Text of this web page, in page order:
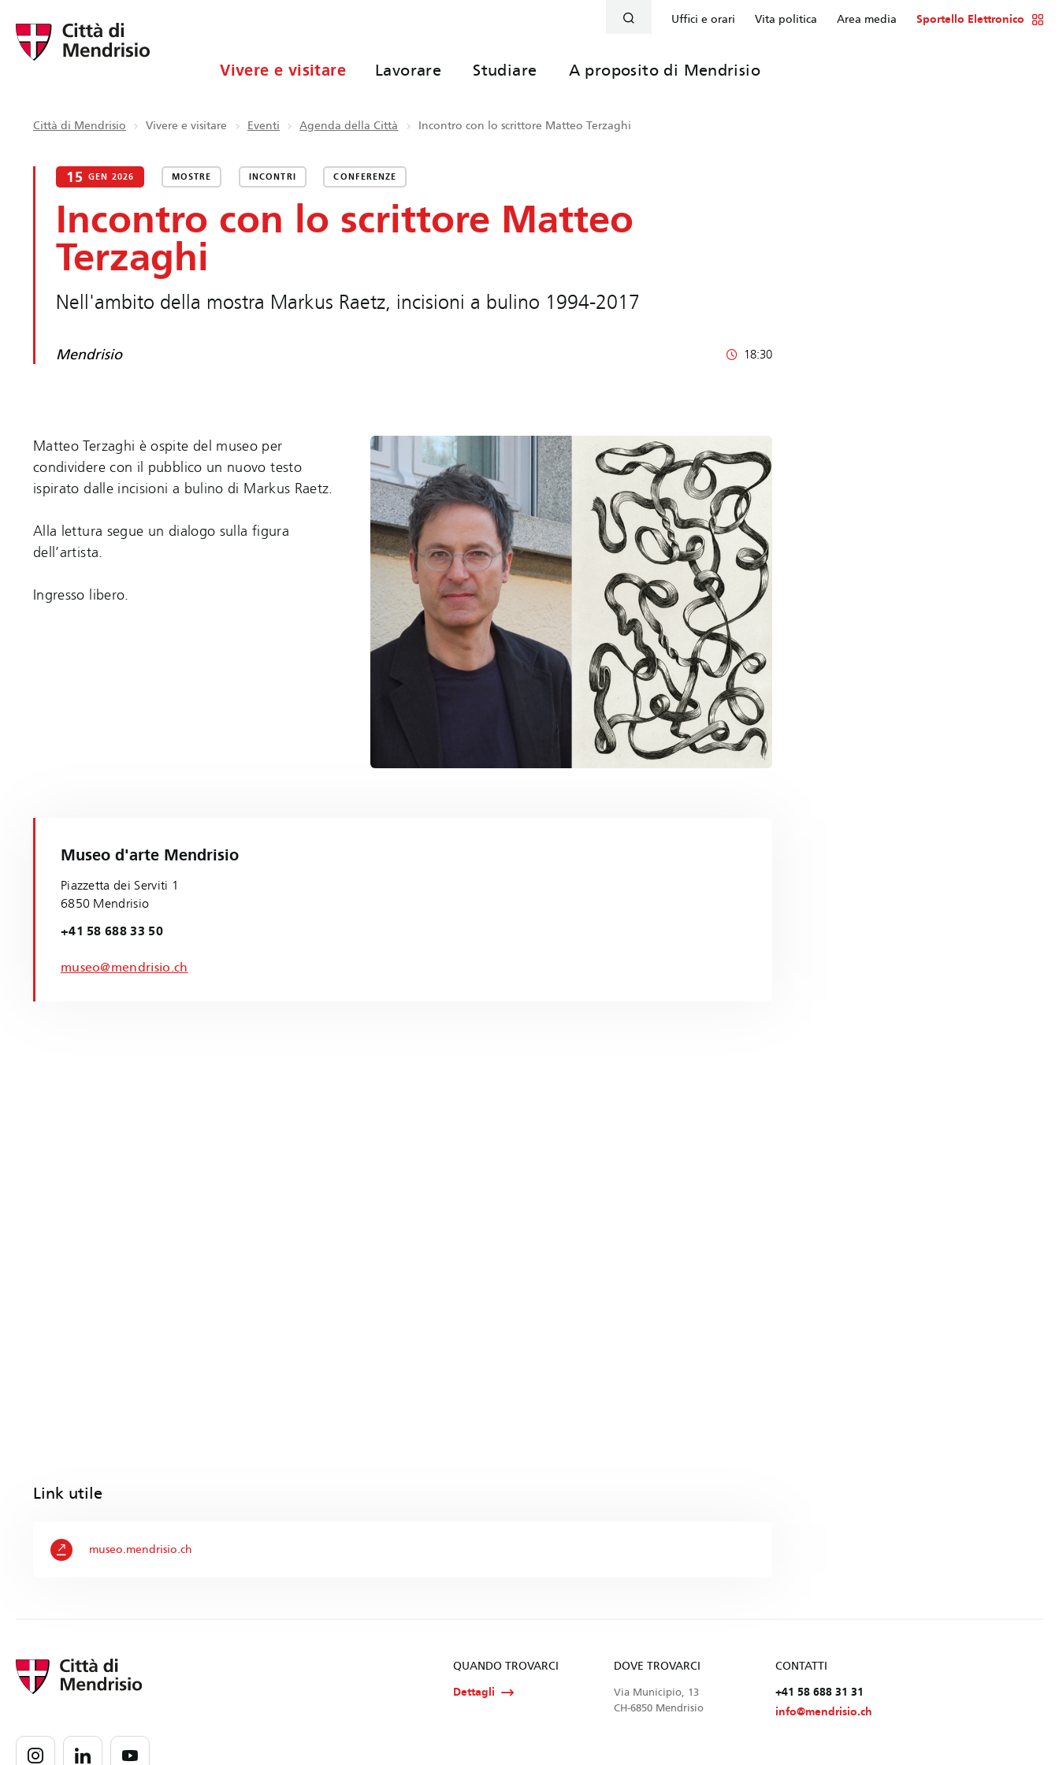
Uffici e orari Vita politica Area media Sportello Elettronico
Vivere e visitare Lavorare Studiare A proposito di Mendrisio
Città di Mendrisio Vivere e visitare Eventi Agenda della Città Incontro con lo scrittore Matteo Terzaghi
15 GEN 2026 MOSTRE INCONTRI CONFERENZE
Incontro con lo scrittore Matteo
Terzaghi
Nell'ambito della mostra Markus Raetz, incisioni a bulino 1994-2017
Mendrisio 18:30
Matteo Terzaghi è ospite del museo per
condividere con il pubblico un nuovo testo
ispirato dalle incisioni a bulino di Markus Raetz.
Alla lettura segue un dialogo sulla figura
dell’artista.
Ingresso libero.
Museo d'arte Mendrisio
Piazzetta dei Serviti 1
6850 Mendrisio
+41 58 688 33 50
museo@mendrisio.ch
Link utile
museo.mendrisio.ch
QUANDO TROVARCI
Dettagli
CONTATTI
+41 58 688 31 31
info@mendrisio.ch
DOVE TROVARCI
Via Municipio, 13
CH-6850 Mendrisio